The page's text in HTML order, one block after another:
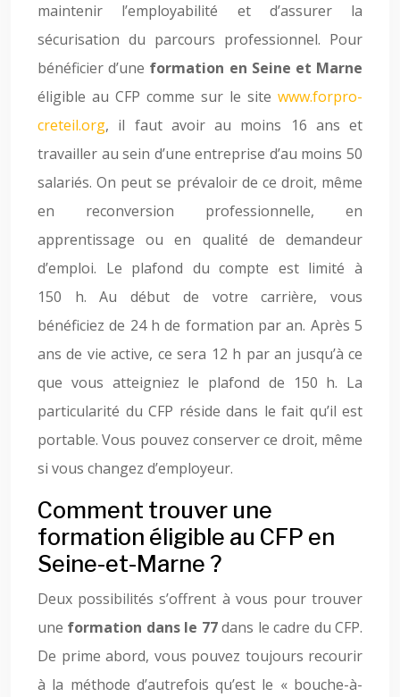
maintenir l’employabilité et d’assurer la
sécurisation du parcours professionnel. Pour
bénéficier d’une formation en Seine et Marne
éligible au CFP comme sur le site www.forpro-
creteil.org, il faut avoir au moins 16 ans et
travailler au sein d’une entreprise d’au moins 50
salariés. On peut se prévaloir de ce droit, même
en reconversion professionnelle, en
apprentissage ou en qualité de demandeur
d’emploi. Le plafond du compte est limité à
150 h. Au début de votre carrière, vous
bénéficiez de 24 h de formation par an. Après 5
ans de vie active, ce sera 12 h par an jusqu’à ce
que vous atteigniez le plafond de 150 h. La
particularité du CFP réside dans le fait qu’il est
portable. Vous pouvez conserver ce droit, même
si vous changez d’employeur.
Comment trouver une
formation éligible au CFP en
Seine-et-Marne ?
Deux possibilités s’offrent à vous pour trouver
une formation dans le 77dans le cadre du CFP.
De prime abord, vous pouvez toujours recourir
à la méthode d’autrefois qu’est le « bouche-à-